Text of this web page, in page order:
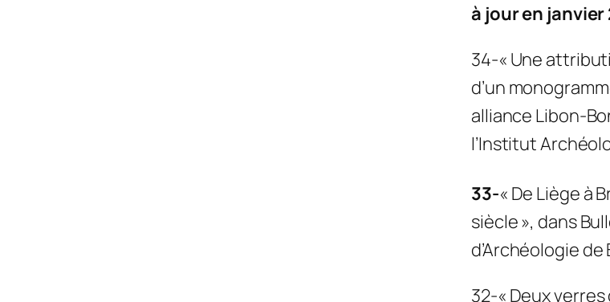
à jour en janvier
34-« Une
d’un
alliance Libon-
l’Institut
33-« De Liège à
siècle », dans
d’Archéologie
32-« Deux verres